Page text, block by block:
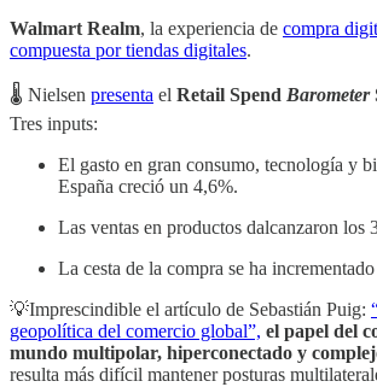
Walmart Realm, la experiencia de compra
compuesta por tiendas digitales.
🌡️ Nielsen presenta el Retail Spend Barometer
Tres inputs:
El gasto en gran consumo, tecnología y
España creció un 4,6%.
Las ventas en productos dalcanzaron los
La cesta de la compra se ha
💡Imprescindible el artículo de Sebastián Puig:
geopolítica del comercio global”, el papel del
mundo multipolar, hiperconectado y
resulta más difícil mantener posturas